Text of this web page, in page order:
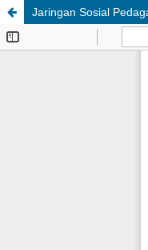
Jaringan Sosial